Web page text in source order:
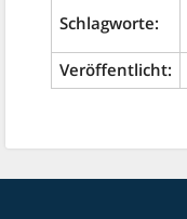
Schlagworte:
Veröffentlicht: